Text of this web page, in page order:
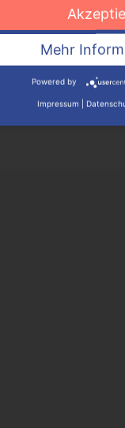
zufolge wird die
von Terni
Mehr
Powered by
Impressum